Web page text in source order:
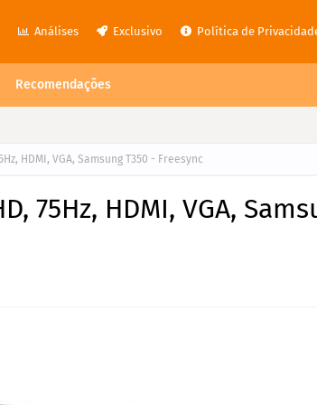
Análises Exclusivo Política de
Recomendações
HDMI, VGA, Samsung T350 - Freesync
75Hz, HDMI, VGA,